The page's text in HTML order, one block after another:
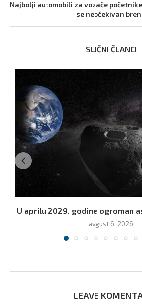
Najbolji automobili za vozače
se neočekivan
SLIČNI ČLANCI
U aprilu 2029. godine ogroman
avgust 6, 2026
LEAVE